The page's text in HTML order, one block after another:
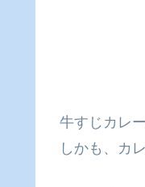
牛すじカレ
しかも、カ